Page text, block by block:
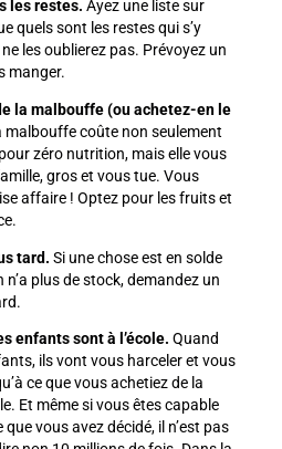
les restes. Ayez une liste sur
quels sont les restes qui s’y
les oublierez pas. Prévoyez un
manger.
la malbouffe (ou achetez-en le
malbouffe coûte non seulement
zéro nutrition, mais elle vous
gros et vous tue. Vous
affaire ! Optez pour les fruits et
tard. Si une chose est en solde
n’a plus de stock, demandez un
enfants sont à l’école. Quand
ils vont vous harceler et vous
ce que vous achetiez de la
Et même si vous êtes capable
vous avez décidé, il n’est pas